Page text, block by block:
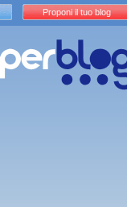
Proponi il tuo blog